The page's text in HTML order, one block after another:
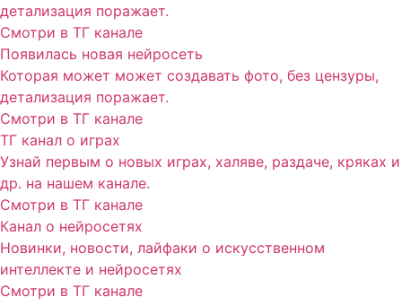
детализация поражает.
Смотри в ТГ канале
Появилась новая нейросеть
Которая может может создавать фото, без цензуры,
детализация поражает.
Смотри в ТГ канале
ТГ канал о играх
Узнай первым о новых играх, халяве, раздаче, кряках и
др. на нашем канале.
Смотри в ТГ канале
Канал о нейросетях
Новинки, новости, лайфаки о искусственном
интеллекте и нейросетях
Смотри в ТГ канале